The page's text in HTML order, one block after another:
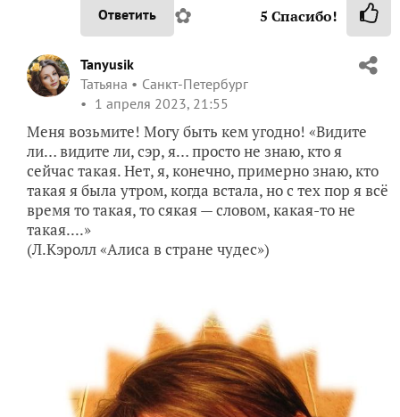
Ответить ✿ 5 Спасибо!
Tanyusik
Татьяна
Санкт-Петербург
1 апреля 2023, 21:55
Меня возьмите! Могу быть кем угодно! «Видите
ли… видите ли, сэр, я… просто не знаю, кто я
сейчас такая. Нет, я, конечно, примерно знаю, кто
такая я была утром, когда встала, но с тех пор я всё
время то такая, то сякая — словом, какая-то не
такая....»
(Л.Кэролл «Алиса в стране чудес»)